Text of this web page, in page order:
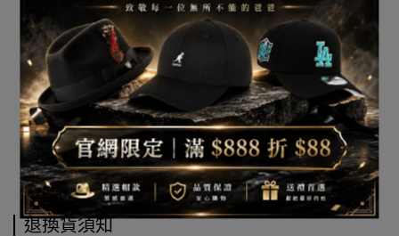
退換貨須知